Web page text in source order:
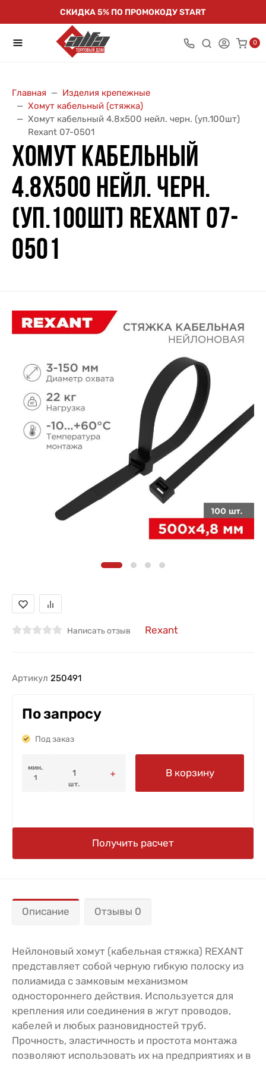
СКИДКА 5% ПО ПРОМОКОДУ START
0
Главная
Изделия крепежные
Хомут кабельный (стяжка)
Хомут кабельный 4.8х500 нейл. черн. (уп.100шт)
Rexant 07-0501
ХОМУТ КАБЕЛЬНЫЙ
4.8Х500 НЕЙЛ. ЧЕРН.
(УП.100ШТ) REXANT 07-
0501
Написать отзыв Rexant
Артикул 250491
По запросу
Под заказ
мин.
1
шт.
В корзину
Получить расчет
Описание Отзывы 0
Нейлоновый хомут (кабельная стяжка) REXANT
представляет собой черную гибкую полоску из
полиамида с замковым механизмом
одностороннего действия. Используется для
крепления или соединения в жгут проводов,
кабелей и любых разновидностей труб.
Прочность, эластичность и простота монтажа
позволяют использовать их на предприятиях и в